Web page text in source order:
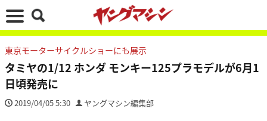
東京モーターサイクルショーにも展示
タミヤの1/12 ホンダ モンキー125プラモデルが6月1
日頃発売に
2019/04/05 5:30 ヤングマシン編集部